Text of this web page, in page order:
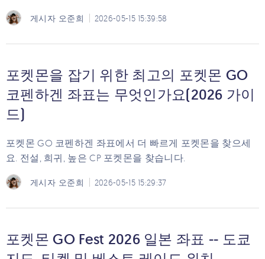
게시자 오준희 2026-05-15 15:39:58
포켓몬을 잡기 위한 최고의 포켓몬 GO
코펜하겐 좌표는 무엇인가요(2026 가이
드)
포켓몬 GO 코펜하겐 좌표에서 더 빠르게 포켓몬을 찾으세
요. 전설, 희귀, 높은 CP 포켓몬을 찾습니다.
게시자 오준희 2026-05-15 15:29:37
포켓몬 GO Fest 2026 일본 좌표 -- 도쿄